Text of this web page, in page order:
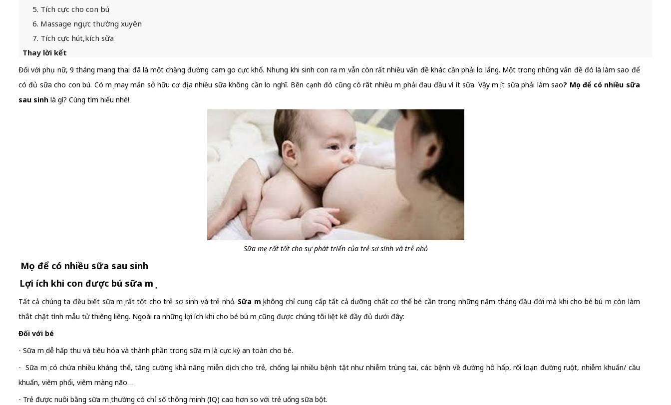
5. Tích cực cho con bú
6. Massage ngực thường xuyên
7. Tích cực hút,kích sữa
Thay lời kết
Đối với phụ nữ, 9 tháng mang thai đã là một chặng đường cam go cực khổ. Nhưng khi sinh con ra mẹ vẫn còn rất nhiều vấn đề khác cần phải lo lắng. Một trong những vấn đề đó là làm sao để
có đủ sữa cho con bú. Có mẹ may mắn sở hữu cơ địa nhiều sữa không cần lo nghĩ. Bên cạnh đó cũng có rât nhiều mẹ phải đau đầu vì ít sữa. Vậy mẹ ít sữa phải làm sao? Mẹo để có nhiều sữa
sau sinh là gì? Cùng tìm hiểu nhé!
Sữa mẹ rất tốt cho sự phát triển của trẻ sơ sinh và trẻ nhỏ
Mẹo để có nhiều sữa sau sinh
Lợi ích khi con được bú sữa mẹ
Tất cả chúng ta đều biết sữa mẹ rất tốt cho trẻ sơ sinh và trẻ nhỏ. Sữa mẹ không chỉ cung cấp tất cả dưỡng chất cơ thể bé cần trong những năm tháng đầu đời mà khi cho bé bú mẹ còn làm
thắt chặt tình mẫu tử thiêng liêng. Ngoài ra những lợi ích khi cho bé bú mẹ cũng được chúng tôi liệt kê đầy đủ dưới đây:
Đối với bé
- Sữa mẹ dễ hấp thu và tiêu hóa và thành phần trong sữa mẹ là cực kỳ an toàn cho bé.
- Sữa mẹ có chứa nhiều kháng thể, tăng cường khả năng miễn dịch cho trẻ, chống lại nhiều bệnh tật như nhiễm trùng tai, các bệnh về đường hô hấp, rối loạn đường ruột, nhiễm khuẩn/ cầu
khuẩn, viêm phổi, viêm màng não…
- Trẻ được nuôi bằng sữa mẹ thường có chỉ số thông minh (IQ) cao hơn so với trẻ uống sữa bột.